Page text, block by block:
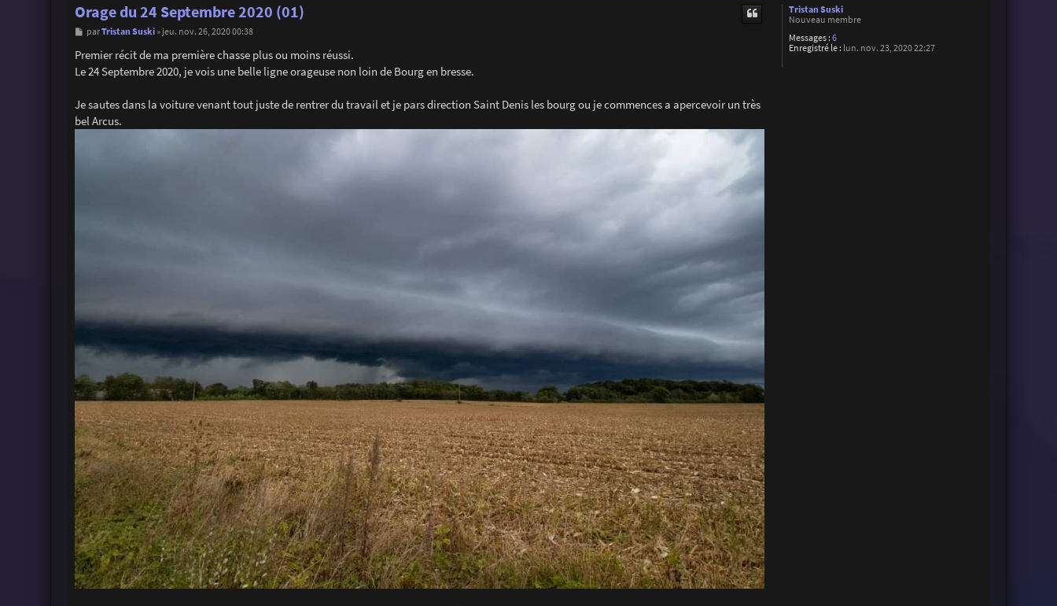
Tristan Suski
Nouveau membre
Messages : 6
Enregistré le : lun. nov. 23, 2020 22:27
Orage du 24 Septembre 2020 (01)
M
s
s
a
parTristan Suski» jeu. nov. 26, 2020 00:38
Premier récit de ma première chasse plus ou moins réussi.
Le 24 Septembre 2020, je vois une belle ligne orageuse non loin de Bourg en bresse.
Je sautes dans la voiture venant tout juste de rentrer du travail et je pars direction Saint Denis les bourg ou je commences a apercevoir un très
bel Arcus.